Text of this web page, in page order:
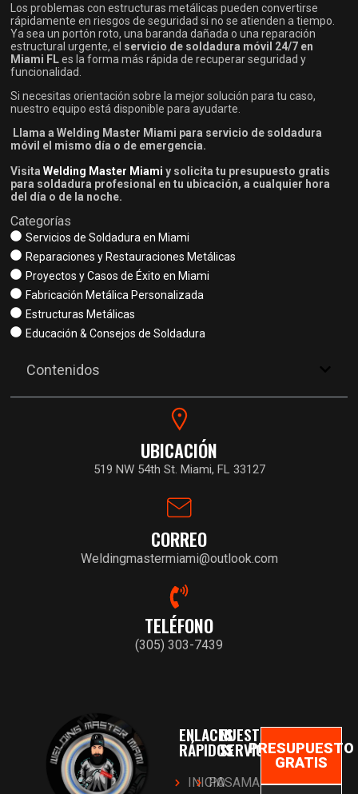
Categorías
Servicios de Soldadura en Miami
Reparaciones y Restauraciones Metálicas
Proyectos y Casos de Éxito en Miami
Fabricación Metálica Personalizada
Estructuras Metálicas
Educación & Consejos de Soldadura
Contenidos
Los problemas con estructuras metálicas pueden convertirse
rápidamente en riesgos de seguridad si no se atienden a tiempo.
Ya sea un portón roto, una baranda dañada o una reparación
estructural urgente, el servicio de soldadura móvil 24/7 en
Miami FLes la forma más rápida de recuperar seguridad y
funcionalidad.
Si necesitas orientación sobre la mejor solución para tu caso,
nuestro equipo está disponible para ayudarte.
Llama a Welding Master Miami para servicio de soldadura
móvil el mismo día o de emergencia.
Visita Welding Master Miami y solicita tu presupuesto gratis
para soldadura profesional en tu ubicación, a cualquier hora
del día o de la noche.
UBICACIÓN
519 NW 54th St. Miami, FL 33127
CORREO
Weldingmastermiami@outlook.com
TELÉFONO
(305) 303-7439
ENLACES
RÁPIDOS
INICIO
NUESTROS
SERVICIOS
PASAMANOS
PRESUPUESTO
GRATIS